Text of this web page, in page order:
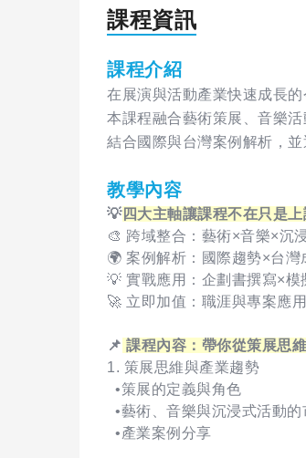
課程資訊
課程介紹
在展演與活動產業快速成長
本課程融合藝術策展、音樂
結合國際與台灣案例解析，
教學內容
💡四大主軸讓課程不在只是
🎨 跨域整合：藝術×音樂×沉
🌍 案例解析：國際趨勢×台灣
💡 實戰應用：企劃書撰寫×模
🚀 立即加值：職涯與專案應
📌 課程內容：帶你從策展思
1. 策展思維與產業趨勢
•策展的定義與角色
•藝術、音樂與沉浸式活動的
•產業案例分享